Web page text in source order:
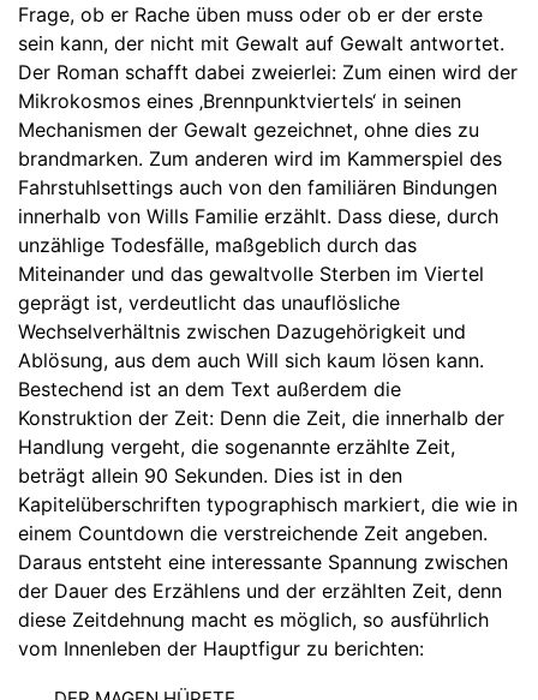
Frage, ob er Rache üben muss oder ob er der erste
sein kann, der nicht mit Gewalt auf Gewalt antwortet.
Der Roman schafft dabei zweierlei: Zum einen wird der
Mikrokosmos eines ‚Brennpunktviertels‘ in seinen
Mechanismen der Gewalt gezeichnet, ohne dies zu
brandmarken. Zum anderen wird im Kammerspiel des
Fahrstuhlsettings auch von den familiären Bindungen
innerhalb von Wills Familie erzählt. Dass diese, durch
unzählige Todesfälle, maßgeblich durch das
Miteinander und das gewaltvolle Sterben im Viertel
geprägt ist, verdeutlicht das unauflösliche
Wechselverhältnis zwischen Dazugehörigkeit und
Ablösung, aus dem auch Will sich kaum lösen kann.
Bestechend ist an dem Text außerdem die
Konstruktion der Zeit: Denn die Zeit, die innerhalb der
Handlung vergeht, die sogenannte erzählte Zeit,
beträgt allein 90 Sekunden. Dies ist in den
Kapitelüberschriften typographisch markiert, die wie in
einem Countdown die verstreichende Zeit angeben.
Daraus entsteht eine interessante Spannung zwischen
der Dauer des Erzählens und der erzählten Zeit, denn
diese Zeitdehnung macht es möglich, so ausführlich
vom Innenleben der Hauptfigur zu berichten: